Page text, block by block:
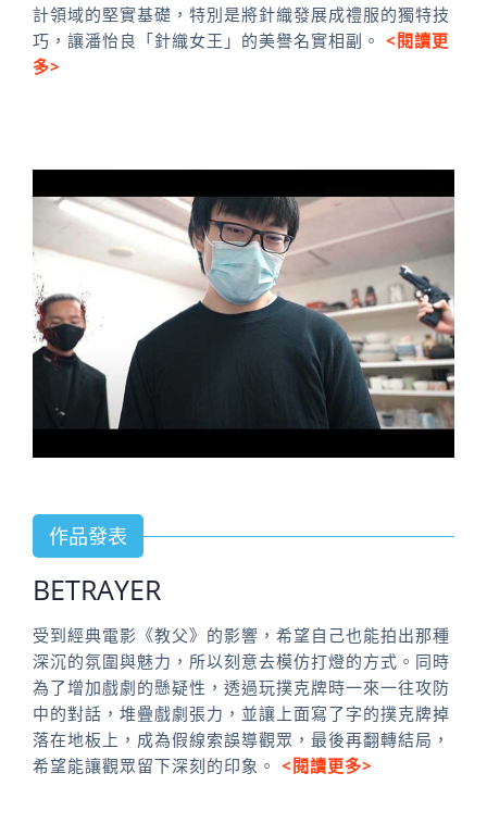
計領域的堅實基礎，特別是將針織發展成禮服的獨特技
巧，讓潘怡良「針織女王」的美譽名實相副。 <閱讀更
多>
作品發表
BETRAYER
受到經典電影《教父》的影響，希望自己也能拍出那種
深沉的氛圍與魅力，所以刻意去模仿打燈的方式。同時
為了增加戲劇的懸疑性，透過玩撲克牌時一來一往攻防
中的對話，堆疊戲劇張力，並讓上面寫了字的撲克牌掉
落在地板上，成為假線索誤導觀眾，最後再翻轉結局，
希望能讓觀眾留下深刻的印象。 <閱讀更多>